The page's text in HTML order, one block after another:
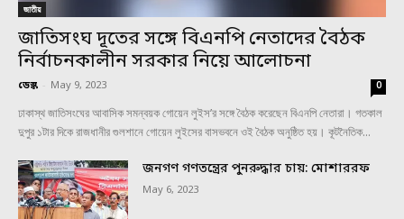
জাতীয়
জাতিসংঘ দূতের সঙ্গে বিএনপি নেতাদের বৈঠক
নির্বাচনকালীন সরকার নিয়ে আলোচনা
ডেস্ক - May 9, 2023 0
ঢাকাস্থ জাতিসংঘের আবাসিক সমন্বয়ক গোয়েন লুইস’র সঙ্গে বৈঠক করেছেন বিএনপি নেতারা। গতকাল
দুপুর ১টার দিকে রাজধানীর গুলশানে গোয়েন লুইসের বাসভবনে ওই বৈঠক অনুষ্ঠিত হয়। কূটনৈতিক...
জনগণ গণতন্ত্রের পুনরুদ্ধার চায়: মোশাররফ
May 6, 2023